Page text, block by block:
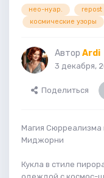
нео-нуар. repost
космические узоры
Автор Ardi
3 декабря,
Поделиться
Магия Сюрреализма
Миджорни
Кукла в стиле